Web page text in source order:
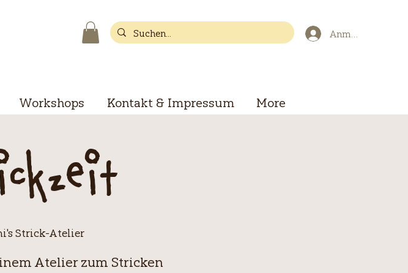
Anmelden
Workshops Kontakt & Impressum More
Strick-Atelier
Atelier zum Stricken